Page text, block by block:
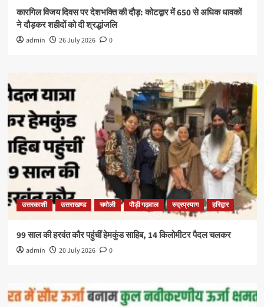
कारगिल विजय दिवस पर देशभक्ति की दौड़: कोटद्वार में 650 से अधिक धावकों
ने दौड़कर शहीदों को दी श्रद्धांजलि
admin 26 July 2026 0
उत्तरकाशी उत्तराखण्ड चमोली पौड़ी गढ़वाल रुद्रप्रयाग हरिद्वार
99 साल की हरवंत कौर पहुंचीं हेमकुंड साहिब, 14 किलोमीटर पैदल चलकर
admin 20 July 2026 0